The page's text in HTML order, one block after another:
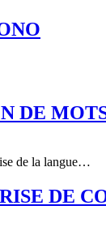
DE
de la langue…
DE